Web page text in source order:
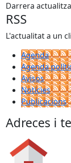
Darrera
RSS
L'actualitat a un
Agenda
Agenda
Avisos
Notícies
Publicacions
Adreces i